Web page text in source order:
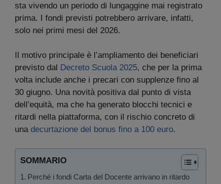
sta vivendo un periodo di lungaggine mai registrato
prima. I fondi previsti potrebbero arrivare, infatti,
solo nei primi mesi del 2026.
Il motivo principale è l’ampliamento dei beneficiari
previsto dal Decreto Scuola 2025, che per la prima
volta include anche i precari con supplenze fino al
30 giugno. Una novità positiva dal punto di vista
dell’equità, ma che ha generato blocchi tecnici e
ritardi nella piattaforma, con il rischio concreto di
una decurtazione del bonus fino a 100 euro.
SOMMARIO
Perché i fondi Carta del Docente arrivano in ritardo